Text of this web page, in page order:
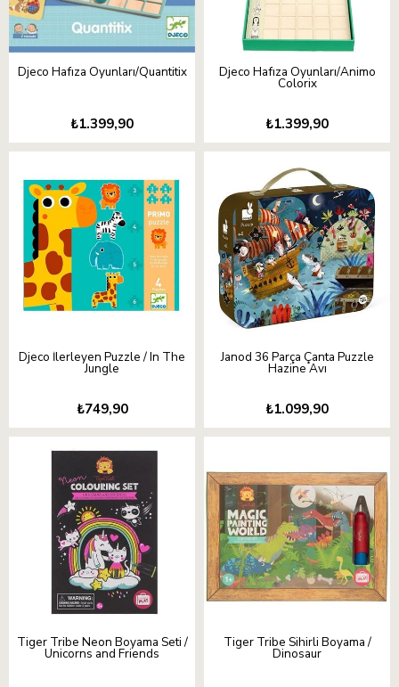
Djeco Hafıza Oyunları/Quantitix
₺1.399,90
Djeco Hafıza Oyunları/Animo
Colorix
₺1.399,90
Djeco İlerleyen Puzzle / In The
Jungle
₺749,90
Janod 36 Parça Çanta Puzzle
Hazine Avı
₺1.099,90
Tiger Tribe Neon Boyama Seti /
Unicorns and Friends
Tiger Tribe Sihirli Boyama /
Dinosaur